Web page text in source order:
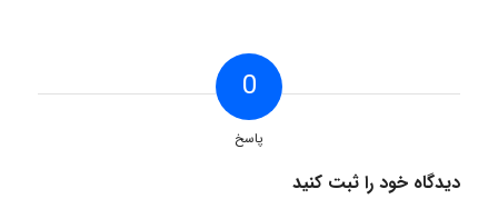
0
پاسخ
دیدگاه خود را ثبت کنید